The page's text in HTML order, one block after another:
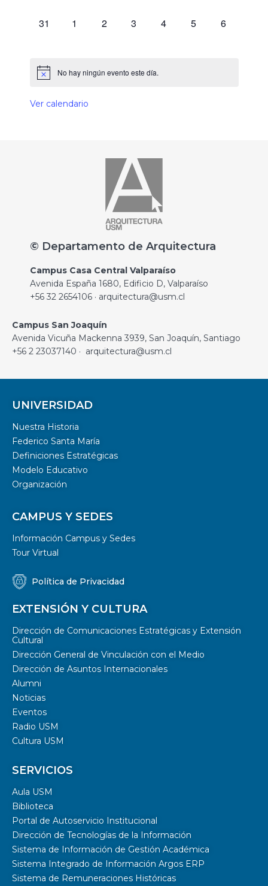
0 eventos,
31 0 eventos,
1 0 eventos,
2 0 eventos,
3 0 eventos,
4 0 eventos,
5 0 eventos,
6
No hay ningún evento este día.
Ver calendario
© Departamento de Arquitectura
Campus Casa Central Valparaíso
Avenida España 1680, Edificio D, Valparaíso
+56 32 2654106 · arquitectura@usm.cl
Campus San Joaquín
Avenida Vicuña Mackenna 3939, San Joaquín, Santiago
+56 2 23037140 · arquitectura@usm.cl
UNIVERSIDAD
Nuestra Historia
Federico Santa María
Definiciones Estratégicas
Modelo Educativo
Organización
CAMPUS Y SEDES
Información Campus y Sedes
Tour Virtual
Política de Privacidad
EXTENSIÓN Y CULTURA
Dirección de Comunicaciones Estratégicas y Extensión
Cultural
Dirección General de Vinculación con el Medio
Dirección de Asuntos Internacionales
Alumni
Noticias
Eventos
Radio USM
Cultura USM
SERVICIOS
Aula USM
Biblioteca
Portal de Autoservicio Institucional
Dirección de Tecnologías de la Información
Sistema de Información de Gestión Académica
Sistema Integrado de Información Argos ERP
Sistema de Remuneraciones Históricas